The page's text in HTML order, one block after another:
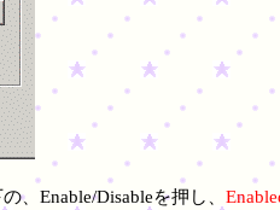
、Enable/Disableを押し、